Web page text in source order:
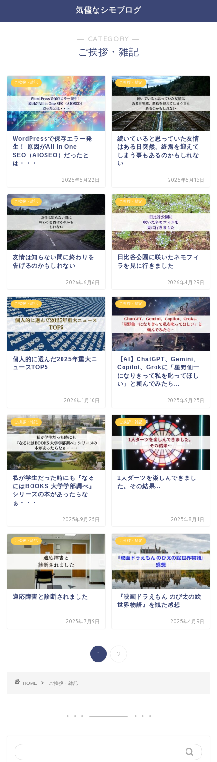
気儘なシモブログ
― CATEGORY ―
ご挨拶・雑記
ご挨拶・雑記
WordPressで保存エラー発
生！ 原因がAll in One
SEO（AIOSEO）だったと
は・・・
2026年6月22日
ご挨拶・雑記
続いていると思っていた友情
はある日突然、終焉を迎えて
しまう事もあるのかもしれな
い
2026年6月15日
ご挨拶・雑記
友情は知らない間に終わりを
告げるのかもしれない
2026年6月6日
ご挨拶・雑記
日比谷公園に咲いたネモフィ
ラを見に行きました
2026年4月29日
ご挨拶・雑記
個人的に選んだ2025年重大ニ
ュースTOP5
2026年1月10日
ご挨拶・雑記
【AI】ChatGPT、Gemini、
Copilot、Grokに「星野仙一
になりきって私を叱ってほし
い」と頼んでみたら…
2025年9月25日
ご挨拶・雑記
私が学生だった時にも『なる
にはBOOKS 大学学部調べ』
シリーズの本があったらな
ぁ・・・
2025年9月25日
ご挨拶・雑記
1人ダーツを楽しんできまし
た。その結果…
2025年8月1日
ご挨拶・雑記
適応障害と診断されました
2025年7月9日
ご挨拶・雑記
『映画ドラえもん のび太の絵
世界物語』を観た感想
2025年4月9日
1 2
HOME ご挨拶・雑記